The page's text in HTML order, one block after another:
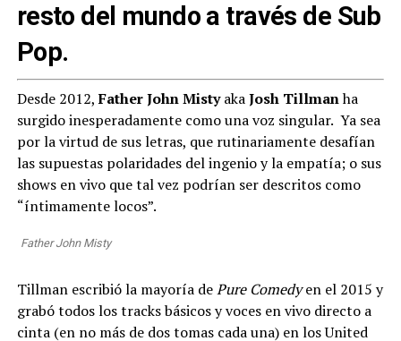
resto del mundo a través de Sub
Pop.
Desde 2012,Father John MistyakaJosh Tillmanha
surgido inesperadamente como una voz singular. Ya sea
por la virtud de sus letras, que rutinariamente desafían
las supuestas polaridades del ingenio y la empatía; o sus
shows en vivo que tal vez podrían ser descritos como
“íntimamente locos”.
Father John Misty
Tillman escribió la mayoría dePure Comedyen el 2015 y
grabó todos los tracks básicos y voces en vivo directo a
cinta (en no más de dos tomas cada una) en los United